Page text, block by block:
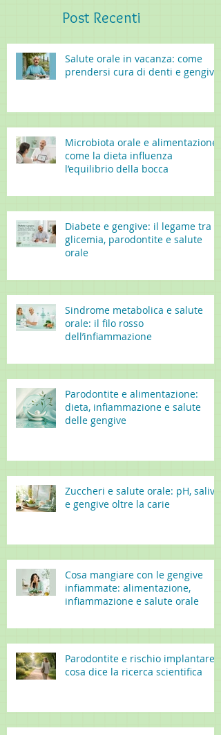
Post Recenti
Salute orale in vacanza: come
prendersi cura di denti e gengive
Microbiota orale e alimentazione:
come la dieta influenza
l’equilibrio della bocca
Diabete e gengive: il legame tra
glicemia, parodontite e salute
orale
Sindrome metabolica e salute
orale: il filo rosso
dell’infiammazione
Parodontite e alimentazione:
dieta, infiammazione e salute
delle gengive
Zuccheri e salute orale: pH, saliva
e gengive oltre la carie
Cosa mangiare con le gengive
infiammate: alimentazione,
infiammazione e salute orale
Parodontite e rischio implantare:
cosa dice la ricerca scientifica